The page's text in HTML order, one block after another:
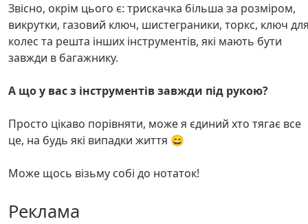
Звісно, окрім цього є: трискачка більша за розміром,
викрутки, газовий ключ, шистеграники, торкс, ключ
колес та решта інших інструментів, які мають бути
завжди в багажнику.
А що у вас з інструментів завжди під рукою?
Просто цікаво порівняти, може я єдиний хто тягає все
це, на будь які випадки життя 😄
Може щось візьму собі до нотаток!
Реклама